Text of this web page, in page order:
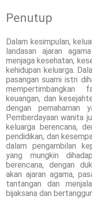
Penutup
Dalam kesimpulan,
landasan ajaran
menjaga kesehatan,
kehidupan keluarga.
pasangan suami istri
mempertimbangkan
keuangan, dan
dengan pemahaman
Pemberdayaan wanita
keluarga berencana,
pendidikan, dan
dalam pengambilan
yang mungkin
berencana, dengan
akan ajaran agama,
tantangan dan
bijaksana dan